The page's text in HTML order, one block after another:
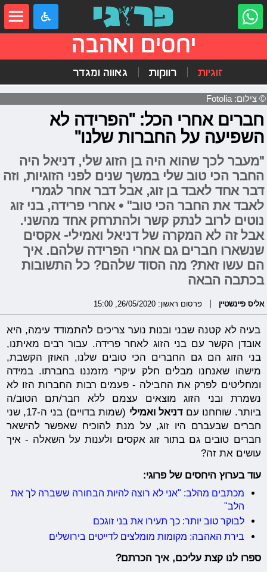
יחסים ואהבה
זוגיות רווקות גאווה ומגדר
© צילום: Fotolia
חברים אחרי הכל: "הפרידה לא
השפיעה על החברות שלנו"
"מעבר לכך שהוא היה בן הזוג שלי, דניאל היה
החבר הכי טוב שלי במשך שנים לפני הזוגיות, וזה
דבר אחד לאבד בן זוג, אבל דבר אחר לגמרי
לאבד את החבר הכי טוב" • אחרי פרידה, בני זוג
נוטים לרוב לנתק קשר ולהתרחק אחד מהשני.
אבל זה לא המקרה של דניאל ואמילי- אקסים
שנשארו חברים גם אחרי הפרידה שלהם. איך
הם עשו זאת? מה הסוד שלהם? כל התשובות
בכתבה הבאה
אליס פיינשטיין פרסום ראשון: 26/05/2020, 15:00
בעיה לא קטנה שבני ובנות נוער צריכים להתמודד עימה, היא
אובדן הקשר עם בני הזוג לאחר פרידה. עבור רבים מאיתנו,
בני הזוג הם גם החברים הכי טובים שלנו, האוזן הקשבת,
מישהו שאנחנו מבלים חלק עיקרי מזמננו בחברתו. במידה
ומחליטים לפרק את החבילה - פעמים רבות החברות הזו לא
נשמרת ובני הזוג מוצאים עצמם ללא חבר/תם הטוב/ה
ביותר. שוחחנו עםדניאל ואמילי
(שמות בדויים) בני ה-17, שני
חברים שבעברם היו זוג, על מנת להוכיח שאפשר להישאר
חברים טובים גם בתור זוג אקסים ולענות על השאלה - איך
עושים את זה?
עוד בערוץ היחסים של פרוגי:
מכתבים מהלב: "אני לא רוצה להיות הבחורה ששברה לך את
הלב"
לבוקר טוב יותר: כך תעירו את בני זוגכם
בירת האהבה: מקומות מומלצים לדייטים בירושלים
ספרו לנו קצת עליכם, איך הכרתם?